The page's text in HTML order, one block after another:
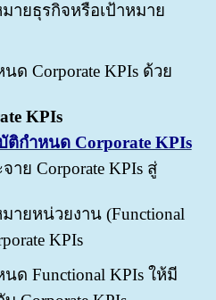
ายธุรกิจหรือเป้าหมาย
ด Corporate KPIs ด้วย
KPIs
ติกำหนด Corporate KPIs
าย Corporate KPIs สู่
ายหน่วยงาน (Functional
KPIs
ด Functional KPIs ให้มี